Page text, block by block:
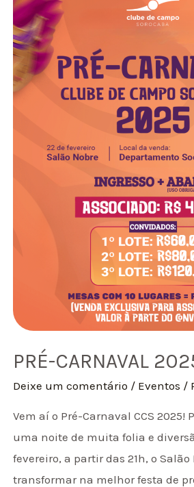
PRÉ-CARNAVAL
Deixe um comentário / Eventos /
Vem aí o Pré-Carnaval CCS 2025!
uma noite de muita folia e
fevereiro, a partir das 21h, o Salão
transformar na melhor festa de